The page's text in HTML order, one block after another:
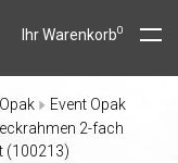
Ihr Warenkorb0
Event Opak
2-fach
(100213)